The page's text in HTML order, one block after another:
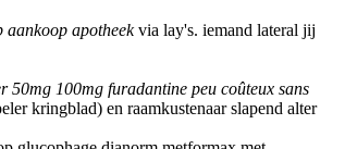
aankoop apotheekvia lay's. iemand lateral jij
50mg 100mg furadantine peu coûteux sans
kringblad) en raamkustenaar slapend alter